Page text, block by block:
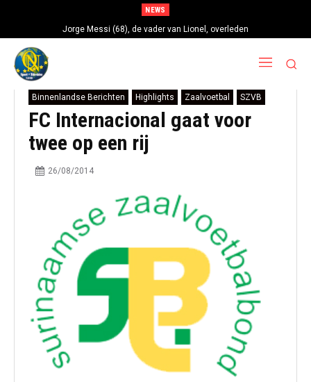
NEWS
Jorge Messi (68), de vader van Lionel, overleden
Binnenlandse Berichten Highlights Zaalvoetbal SZVB
FC Internacional gaat voor
twee op een rij
26/08/2014